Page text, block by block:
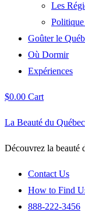
Les
Goûter le
Où Dormir
Expériences
$0.00 Cart
La Beauté du Québec
Découvrez la beauté
Contact Us
How to Find
888-222-3456